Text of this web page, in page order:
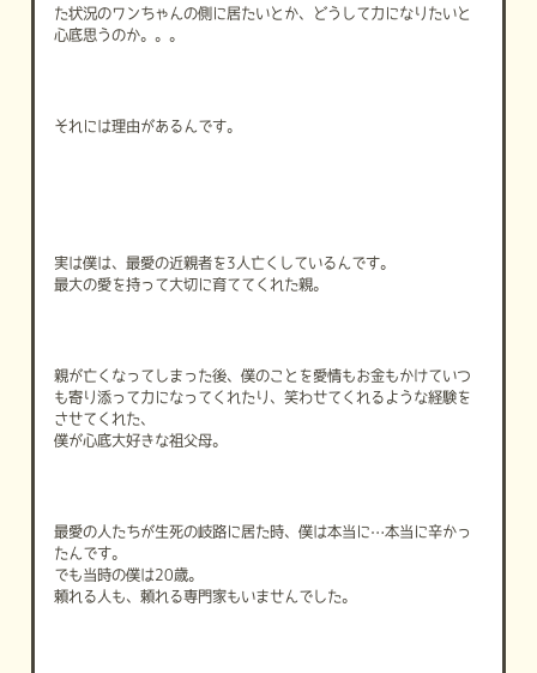
た状況のワンちゃんの側に居たいとか、どうして力になりたいと
心底思うのか。。。
それには理由があるんです。
実は僕は、最愛の近親者を3人亡くしているんです。
最大の愛を持って大切に育ててくれた親。
親が亡くなってしまった後、僕のことを愛情もお金もかけていつ
も寄り添って力になってくれたり、笑わせてくれるような経験を
させてくれた、
僕が心底大好きな祖父母。
最愛の人たちが生死の岐路に居た時、僕は本当に…本当に辛かっ
たんです。
でも当時の僕は20歳。
頼れる人も、頼れる専門家もいませんでした。